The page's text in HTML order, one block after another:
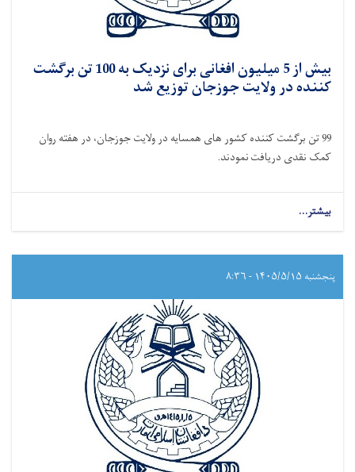
بیش از 5 میلیون افغانی برای نزدیک به 100 تن برگشت
کننده در ولایت جوزجان توزیع شد
99 تن برگشت کننده کشور های همسایه در ولایت جوزجان، در هفته روان
کمک نقدی دریافت نمودند.
بیشتر...
پنجشنبه ۱۴۰۵/۵/۱۵ - ۸:۳۶